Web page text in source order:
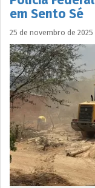
em Sento Sé
25 de novembro de 2025